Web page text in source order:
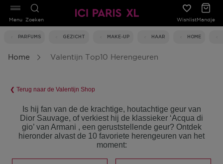
Zoeken WishlistMandje
PARFUMS GEZICHT MAKE-UP HAAR HOME
Menu
Home Valentijn Top10 Herengeuren
❮ Terug naar de Valentijn Shop
Is hij fan van de de krachtige, houtachtige geur van
Dior Sauvage, of verkiest hij de klassieker ‘Acqua di
gio’ van Armani , een geruststellende geur? Ontdek
hieronder alvast de 10 favoriete herengeuren van het
moment: